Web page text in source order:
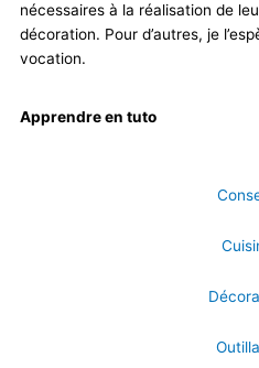
nécessaires à la réalisation de
décoration. Pour d’autres, je
vocation.
Apprendre en tuto